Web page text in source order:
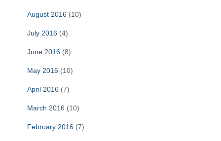
August 2016 (10)
July 2016 (4)
June 2016 (8)
May 2016 (10)
April 2016 (7)
March 2016 (10)
February 2016 (7)